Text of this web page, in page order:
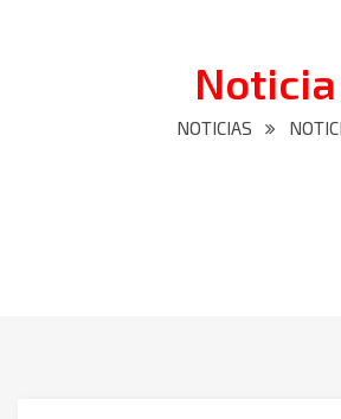
Noticia
NOTICIAS